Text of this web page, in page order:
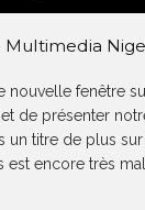
Multimedia
nouvelle fenêtre
de présenter
un titre de plus
est encore très